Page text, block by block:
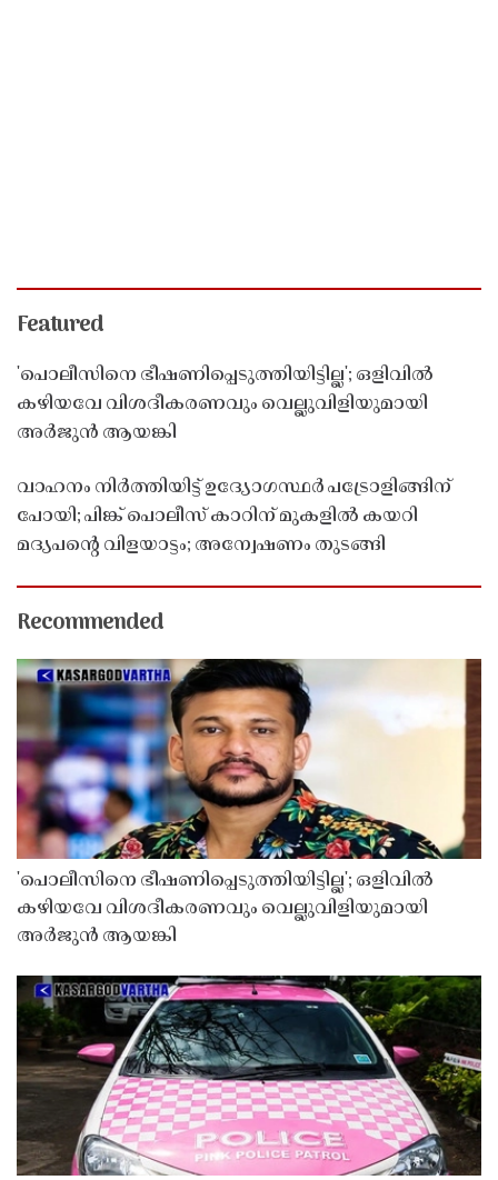
Featured
'പൊലീസിനെ ഭീഷണിപ്പെടുത്തിയിട്ടില്ല'; ഒളിവിൽ
കഴിയവേ വിശദീകരണവും വെല്ലുവിളിയുമായി
അർജുൻ ആയങ്കി
വാഹനം നിർത്തിയിട്ട് ഉദ്യോഗസ്ഥർ പട്രോളിങ്ങിന്
പോയി; പിങ്ക് പൊലീസ് കാറിന് മുകളിൽ കയറി
മദ്യപൻ്റെ വിളയാട്ടം; അന്വേഷണം തുടങ്ങി
Recommended
'പൊലീസിനെ ഭീഷണിപ്പെടുത്തിയിട്ടില്ല'; ഒളിവിൽ
കഴിയവേ വിശദീകരണവും വെല്ലുവിളിയുമായി
അർജുൻ ആയങ്കി